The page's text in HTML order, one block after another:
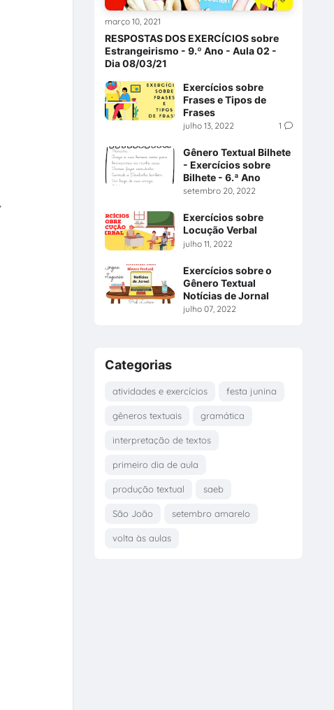
RESPOSTAS DOS EXERCÍCIOS sobre
Estrangeirismo - 9.º Ano - Aula 02 -
Dia 08/03/21
março 10, 2021
Exercícios sobre
Frases e Tipos de
Frases
julho 13, 2022 1
Gênero Textual Bilhete
- Exercícios sobre
Bilhete - 6.ª Ano
setembro 20, 2022
Exercícios sobre
Locução Verbal
julho 11, 2022
Exercícios sobre o
Gênero Textual
Notícias de Jornal
julho 07, 2022
Categorias
atividades e exercícios festa junina
gêneros textuais gramática
interpretação de textos
primeiro dia de aula
produção textual saeb
São João setembro amarelo
volta às aulas